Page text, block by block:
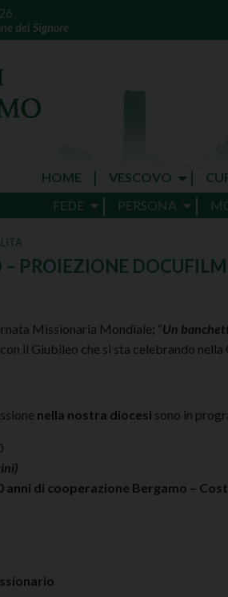
del Signore
HOME VESCOVO
FEDE
PERSONA
PROIEZIONE DOCUFILM
Missionaria Mondiale; “Un
il Giubileo che si sta celebrando nella
nella nostra diocesi sono in
anni di cooperazione Bergamo –